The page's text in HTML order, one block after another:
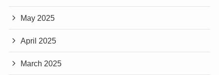
May 2025
April 2025
March 2025